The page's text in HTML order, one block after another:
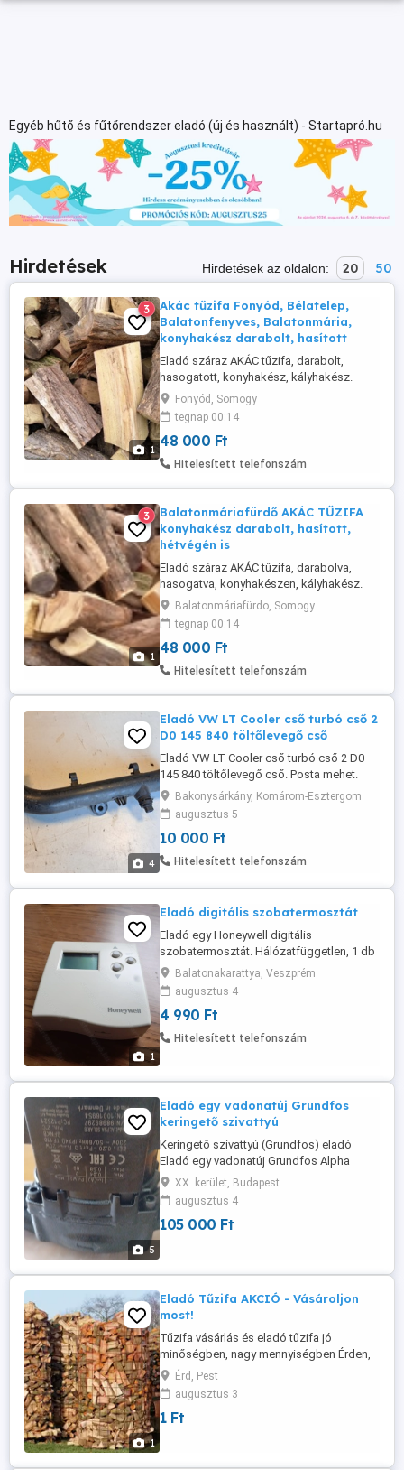
Egyéb hűtő és fűtőrendszer eladó (új és használt) - Startapró.hu
Hirdetések Hirdetések az oldalon: 20 50
1
3
Akác tűzifa Fonyód, Bélatelep,
Balatonfenyves, Balatonmária,
konyhakész darabolt, hasított
Eladó száraz AKÁC tűzifa, darabolt,
hasogatott, konyhakész, kályhakész.
Szállítás és behordás megoldható, mérés
a helyszínen. Hét végén is, megállapodás
alapján. Cimkék, kulcsszavak:
Balatonfenyves, Balatonmária Fonyód
Fonyódliget Bélatelep Alsóbélatelep
kuglizott ...
Fonyód, Somogy
tegnap 00:14
48 000 Ft
Hitelesített telefonszám
1
3
Balatonmáriafürdő AKÁC TŰZIFA
konyhakész darabolt, hasított,
hétvégén is
Eladó száraz AKÁC tűzifa, darabolva,
hasogatva, konyhakészen, kályhakész.
Hét végén is, megállapodás alapján.
Szállítás és behordás megoldható, mérés
a helyszínen. WWW: wassermann pont hu
Cimkék, kulcsszavak: Balatonfenyves,
Balatonmária Fonyód Fonyódliget
tűzifa ...
Balatonmáriafürdo, Somogy
tegnap 00:14
48 000 Ft
Hitelesített telefonszám
4
Eladó VW LT Cooler cső turbó cső 2
D0 145 840 töltőlevegő cső
Eladó VW LT Cooler cső turbó cső 2 D0
145 840 töltőlevegő cső. Posta mehet.
Bakonysárkány, Komárom-Esztergom
augusztus 5
10 000 Ft
Hitelesített telefonszám
1
Eladó digitális szobatermosztát
Eladó egy Honeywell digitális
szobatermosztát. Hálózatfüggetlen, 1 db
AA elemmel működik.
Balatonakarattya, Veszprém
augusztus 4
4 990 Ft
Hitelesített telefonszám
5
Eladó egy vadonatúj Grundfos
keringető szivattyú
Keringető szivattyú (Grundfos) eladó
Eladó egy vadonatúj Grundfos Alpha
Solar 25-145 180 típusú keringető
szivattyú a gyári csatlakozó kábelekkel
együtt. 12-14 m emelési magasság.
Műszaki leírás csatolva. Jótállás:
105 ...
XX. kerület, Budapest
augusztus 4
105 000 Ft
1
Eladó Tűzifa AKCIÓ - Vásároljon
most!
Tűzifa vásárlás és eladó tűzifa jó
minőségben, nagy mennyiségben Érden,
Pest megyei vagy Budapesti szállítással.
Kalodás tűzifa vagy Ömlesztett Tűzifa:
Bükk tűzifa, Tölgy tűzifa, Akác tűzifa, Cser
tűzifa, Gyertyán tűzifa, Lágylombos tűzifa.
Érd, Pest
augusztus 3
1 Ft